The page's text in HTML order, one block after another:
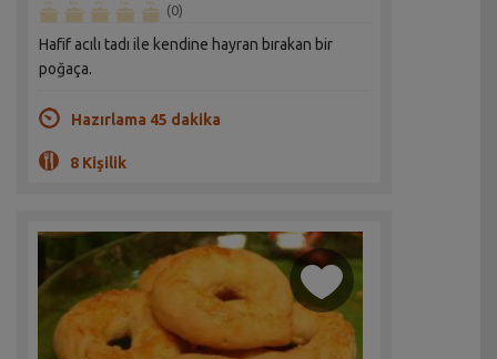
(0)
Hafif acılı tadı ile kendine hayran bırakan bir
poğaça.
Hazırlama 45 dakika
8 Kişilik